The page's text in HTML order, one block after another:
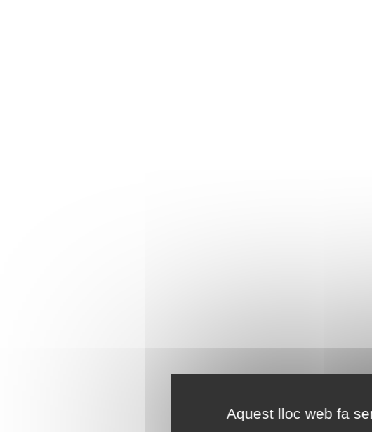
Aquest lloc web fa